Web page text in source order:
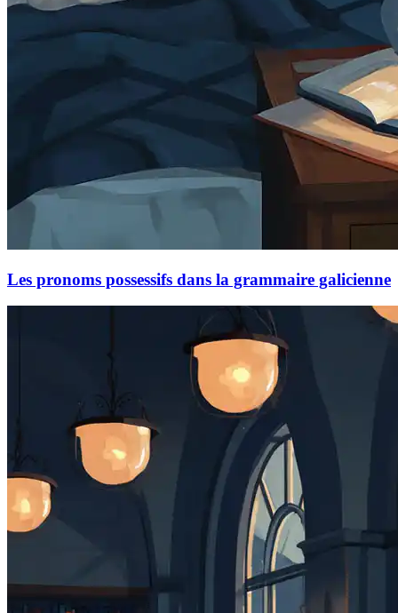
Les pronoms possessifs dans la grammaire galicienne